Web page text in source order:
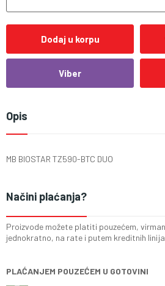
Dodaj u korpu
Viber
Opis
MB BIOSTAR TZ590-BTC DUO
Načini plaćanja?
Proizvode možete platiti pouzećem,
jednokratno, na rate i putem kreditnih
PLAĆANJEM POUZEĆEM U GOTOVINI